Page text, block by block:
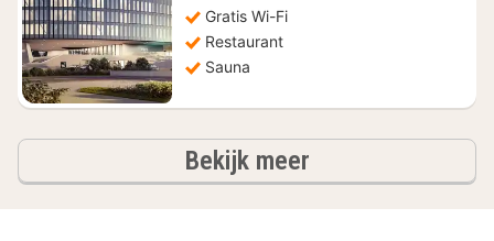
Gratis Wi-Fi
Restaurant
Sauna
Bekijk meerhotels